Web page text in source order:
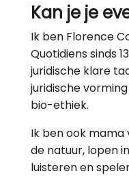
Kan je je
Ik ben Florence
Quotidiens sinds
juridische klare
juridische
bio-ethiek.
Ik ben ook mama
de natuur, lopen
luisteren en